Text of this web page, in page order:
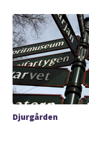
Djurgården